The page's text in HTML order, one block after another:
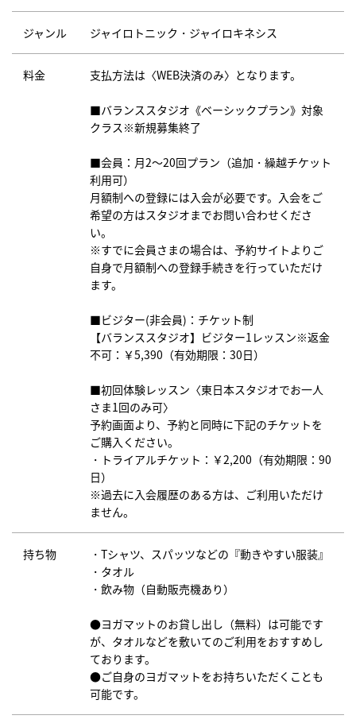
ジャンル ジャイロトニック・ジャイロキネシス
料金 支払方法は〈WEB決済のみ〉となります。
■バランススタジオ《ベーシックプラン》対象
クラス※新規募集終了
■会員：月2～20回プラン（追加・繰越チケット
利用可）
月額制への登録には入会が必要です。入会をご
希望の方はスタジオまでお問い合わせくださ
い。
※すでに会員さまの場合は、予約サイトよりご
自身で月額制への登録手続きを行っていただけ
ます。
■ビジター(非会員)：チケット制
【バランススタジオ】ビジター1レッスン※返金
不可：￥5,390（有効期限：30日）
■初回体験レッスン〈東日本スタジオでお一人
さま1回のみ可〉
予約画面より、予約と同時に下記のチケットを
ご購入ください。
・トライアルチケット：￥2,200（有効期限：90
日）
※過去に入会履歴のある方は、ご利用いただけ
ません。
持ち物
・Tシャツ、スパッツなどの『動きやすい服装』
・タオル
・飲み物（自動販売機あり）
●ヨガマットのお貸し出し（無料）は可能です
が、タオルなどを敷いてのご利用をおすすめし
ております。
●ご自身のヨガマットをお持ちいただくことも
可能です。